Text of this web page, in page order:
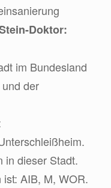
Doktor:
im Bundesland
der
in dieser Stadt.
AIB, M, WOR.